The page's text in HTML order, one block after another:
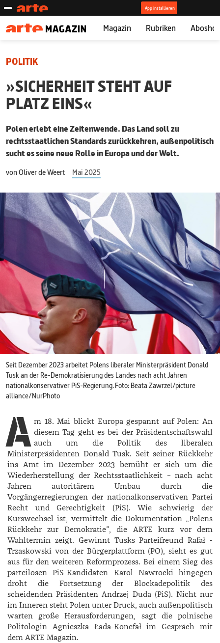
Magazin Rubriken
POLITIK
»SICHERHEIT STEHT AUF
PLATZ EINS«
Polen erlebt eine Zeitenwende. Das Land soll zu
rechtsstaatlichen Standards ­zurückkehren, außenpolitisch
sucht es seine neue Rolle in Europa und der Welt.
vonOliver de Weert Mai 2025
Seit Dezember 2023 arbeitet Polens liberaler Ministerpräsident ­Donald
Tusk an der Re-Demokratisierung des Landes nach acht Jahren
national­konservativer PiS-Regierung. Foto: Beata Zawrzel/picture
alliance/NurPhoto
A m 18. Mai blickt Europa gespannt auf Polen: An
diesem Tag geht es bei der Präsidentschaftswahl
auch um die Politik des liberalen
Ministerpräsidenten ­Donald Tusk. Seit seiner Rückkehr
ins Amt im Dezember 2023 bemüht er sich um die
Wiederherstellung der Rechtsstaatlichkeit – nach acht
Jahren autoritärem Umbau durch die
Vorgängerregierungen der nationalkonservativen Partei
Recht und Gerechtigkeit (PiS). Wie schwierig der
Kurswechsel ist, vermittelt die Dokumentation „Polens
Rückkehr zur Demokratie“, die ARTE kurz vor dem
Wahltermin zeigt. Gewinnt Tusks Parteifreund ­Rafał ­
Trzaskowski von der Bürgerplattform (PO), sieht es gut
aus für den weiteren Reformprozess. Bei einem Sieg des
parteilosen PiS-Kandidaten ­Karol ­Nawrocki hingegen
droht die Fortsetzung der Blockadepolitik des
scheidenden Präsidenten ­Andrzej ­Duda (PiS). Nicht nur
im Inneren steht Polen unter Druck, auch außenpolitisch
warten große Herausforderungen, sagt die polnische
Politologin ­Agnieszka ­Łada-Konefał im Gespräch mit
dem ARTE Magazin.